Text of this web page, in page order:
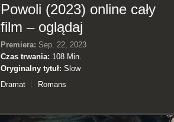
Powoli (2023) online cały
film – oglądaj
Premiera: Sep. 22, 2023
Czas trwania: 108 Min.
Oryginalny tytuł: Slow
Dramat
Romans